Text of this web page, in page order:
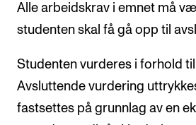
Alle arbeidskrav i emnet må
studenten skal få gå opp til
Studenten vurderes i forhold
Avsluttende vurdering
fastsettes på grunnlag av en